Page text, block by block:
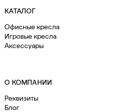
КАТАЛОГ
Офисные кресла
Игровые кресла
Аксессуары
О КОМПАНИИ
Реквизиты
Блог